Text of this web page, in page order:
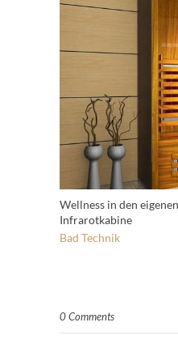
Wellness in den
Infrarotkabine
Bad Technik
0 Comments